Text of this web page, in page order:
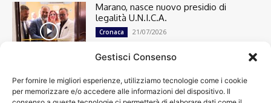
Gestisci Consenso
Per fornire le migliori esperienze, utilizziamo tecnologie come i cookie
per memorizzare e/o accedere alle informazioni del dispositivo. Il
Marano, nasce nuovo presidio di
legalità U.N.I.C.A.
Cronaca 21/07/2026
Cronaca
13501
Attualità
7304